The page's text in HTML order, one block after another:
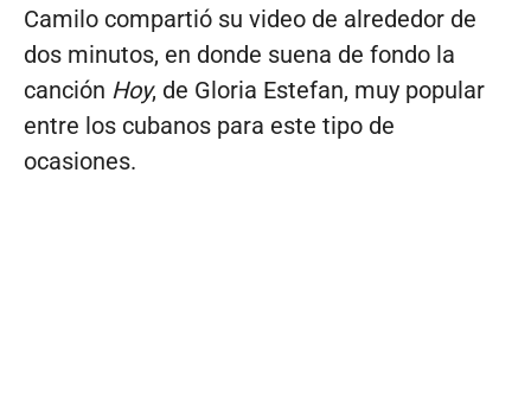
Camilo compartió su video de alrededor de
dos minutos, en donde suena de fondo la
canción Hoy, de Gloria Estefan, muy popular
entre los cubanos para este tipo de
ocasiones.